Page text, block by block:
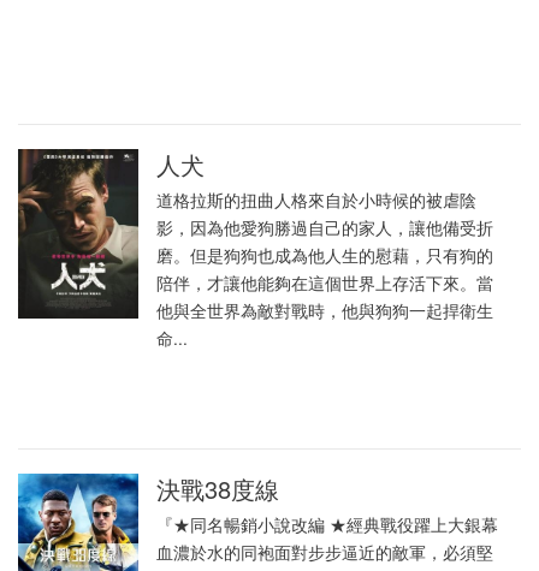
人犬
道格拉斯的扭曲人格來自於小時候的被虐陰
影，因為他愛狗勝過自己的家人，讓他備受折
磨。但是狗狗也成為他人生的慰藉，只有狗的
陪伴，才讓他能夠在這個世界上存活下來。當
他與全世界為敵對戰時，他與狗狗一起捍衛生
命...
決戰38度線
『★同名暢銷小說改編 ★經典戰役躍上大銀幕
血濃於水的同袍面對步步逼近的敵軍，必須堅